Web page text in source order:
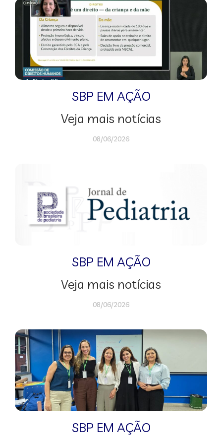
SBP EM AÇÃO
Veja mais notícias
08/06/2026
SBP EM AÇÃO
Veja mais notícias
08/06/2026
SBP EM AÇÃO